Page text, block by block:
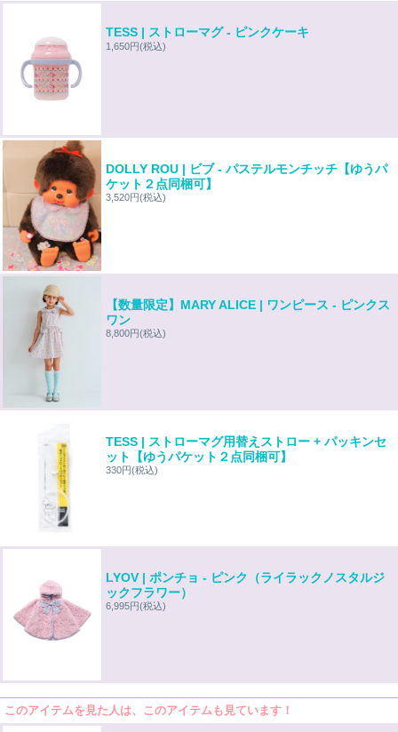
TESS | ストローマグ - ピンクケーキ
1,650円(税込)
DOLLY ROU | ビブ - パステルモンチッチ【ゆうパ
ケット２点同梱可】
3,520円(税込)
【数量限定】MARY ALICE | ワンピース - ピンクス
ワン
8,800円(税込)
TESS | ストローマグ用替えストロー + パッキンセ
ット【ゆうパケット２点同梱可】
330円(税込)
LYOV | ポンチョ - ピンク（ライラックノスタルジ
ックフラワー）
6,995円(税込)
このアイテムを見た人は、このアイテムも見ています！